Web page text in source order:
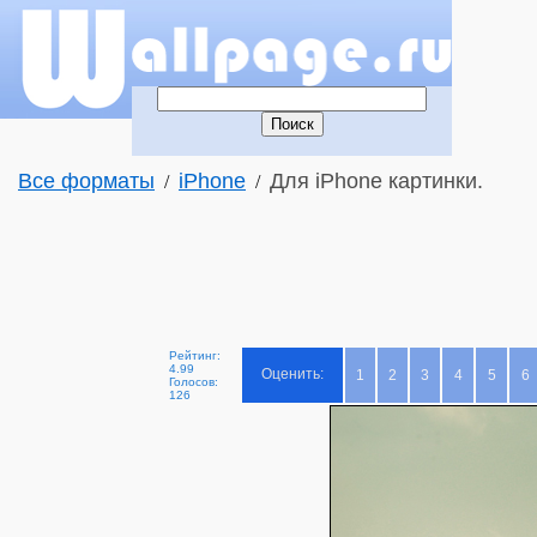
Все форматы / iPhone / Для iPhone картинки.
Рейтинг:
4.99
Голосов:
126
Оценить: 1 2 3 4 5 6